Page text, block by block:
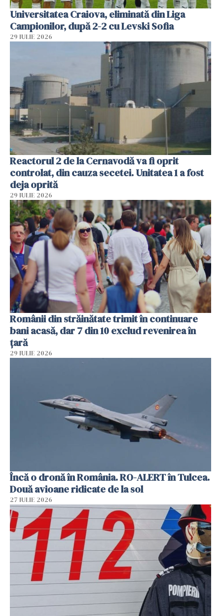
Universitatea Craiova, eliminată din Liga
Campionilor, după 2-2 cu Levski Sofia
29 IULIE 2026
Reactorul 2 de la Cernavodă va fi oprit
controlat, din cauza secetei. Unitatea 1 a fost
deja oprită
29 IULIE 2026
Românii din străinătate trimit în continuare
bani acasă, dar 7 din 10 exclud revenirea în
țară
29 IULIE 2026
Încă o dronă în România. RO-ALERT în Tulcea.
Două avioane ridicate de la sol
27 IULIE 2026